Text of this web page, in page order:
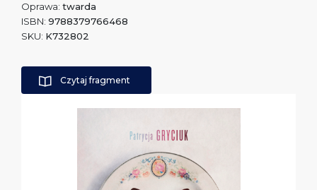
Oprawa: twarda
ISBN: 9788379766468
SKU: K732802
Czytaj fragment